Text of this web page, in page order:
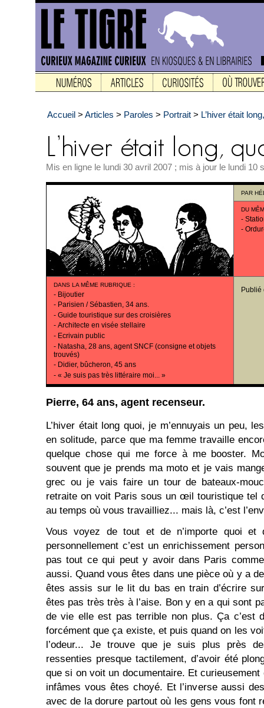
Accueil > Articles > Paroles > Portrait > L’hiver était
Mis en ligne le lundi 30 avril 2007 ; mis à jour le lundi 10
PAR
DU
-
-
DANS LA MÊME RUBRIQUE :
- Bijoutier
- Parisien / Sébastien, 34 ans.
- Guide touristique sur des croisières
- Architecte en visée stellaire
- Ecrivain public
- Natasha, 28 ans, agent SNCF (consigne et objets
trouvés)
- Didier, bûcheron, 45 ans
- « Je suis pas très littéraire moi... »
Pierre, 64 ans, agent recenseur.
L’hiver était long quoi, je m’ennuyais un peu,
en solitude, parce que ma femme travaille
quelque chose qui me force à me booster.
souvent que je prends ma moto et je vais
grec ou je vais faire un tour de bateaux-
retraite on voit Paris sous un œil touristique tel
au temps où vous travailliez... mais là, c’est
Vous voyez de tout et de n’importe quoi
personnellement c’est un enrichissement
pas tout ce qui peut y avoir dans Paris
aussi. Quand vous êtes dans une pièce où y a
êtes assis sur le lit du bas en train d’écrire
êtes pas très très à l’aise. Bon y en a qui sont
de vie elle est pas terrible non plus. Ça c’est
forcément que ça existe, et puis quand on les
l’odeur... Je trouve que je suis plus près
ressenties presque tactilement, d’avoir été
que si on voit un documentaire. Et
infâmes vous êtes choyé. Et l’inverse aussi
avec de la dorure partout où les gens vous font